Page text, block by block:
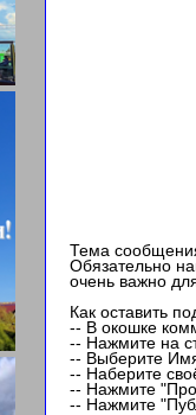
Тема
Обязательно
очень важно
Как оставить
-- В окошке
-- Нажмите на
-- Выберите
-- Наберите
-- Нажмите
-- Нажмите